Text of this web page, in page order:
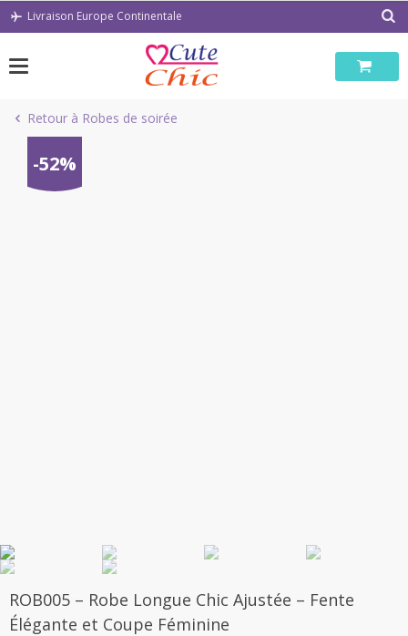
PasserLivraison Europe Continentale
Retour à Robes de soirée
-52%
ROB005 – Robe Longue Chic Ajustée – Fente
Élégante et Coupe Féminine